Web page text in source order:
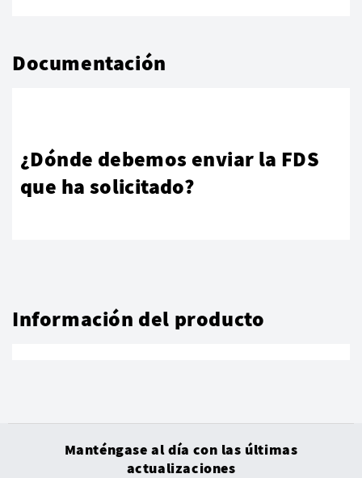
Documentación
¿Dónde debemos enviar la FDS
que ha solicitado?
Información del producto
Manténgase al día con las últimas
actualizaciones